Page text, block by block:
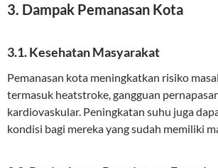
3. Dampak Pemanasan Kota
3.1. Kesehatan Masyarakat
Pemanasan kota meningkatkan risiko
termasuk heatstroke, gangguan
kardiovaskular. Peningkatan suhu juga
kondisi bagi mereka yang sudah memiliki